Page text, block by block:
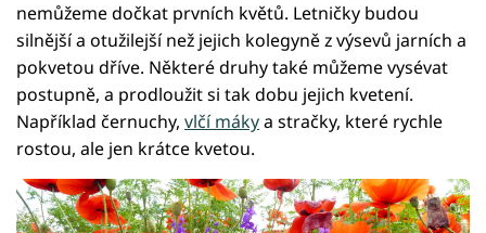
nemůžeme dočkat prvních květů. Letničky budou
silnější a otužilejší než jejich kolegyně z výsevů jarních a
pokvetou dříve. Některé druhy také můžeme vysévat
postupně, a prodloužit si tak dobu jejich kvetení.
Například černuchy, vlčí mákya stračky, které rychle
rostou, ale jen krátce kvetou.